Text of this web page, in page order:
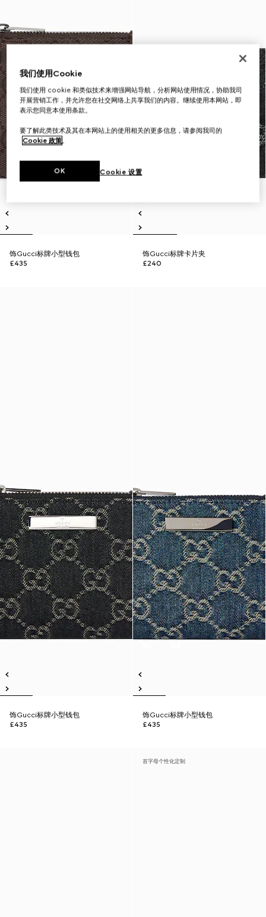
饰Gucci标牌小型钱包
£435
饰Gucci标牌卡片夹
£240
饰Gucci标牌小型钱包
£435
饰Gucci标牌小型钱包
£435
首字母个性化定制
我们使用Cookie
我们使用 cookie 和类似技术来增强网站导航，分析网站使用情况，协助我司
开展营销工作，并允许您在社交网络上共享我们的内容。继续使用本网站，即
表示您同意本使用条款。
要了解此类技术及其在本网站上的使用相关的更多信息，请参阅我司的
Cookie 政策。
Cookie 设置
OK